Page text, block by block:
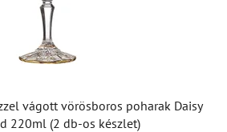
vágott vörösboros poharak Daisy
220ml (2 db-os készlet)